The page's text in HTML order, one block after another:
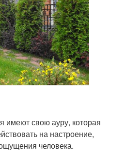
имеют свою ауру, которая
на настроение,
человека.